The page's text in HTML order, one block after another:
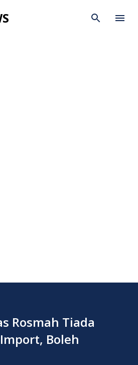
to main content
Rosmah Tiada
Boleh